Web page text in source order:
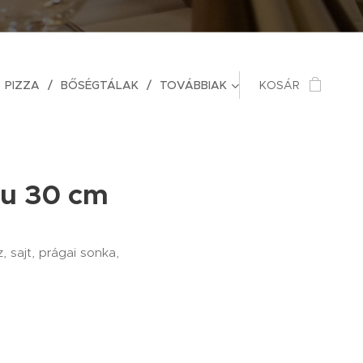
PIZZA BŐSÉGTÁLAK TOVÁBBIAK KOSÁR
30 cm
sajt, prágai sonka,